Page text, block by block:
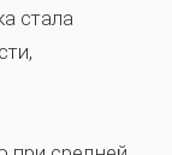
стала